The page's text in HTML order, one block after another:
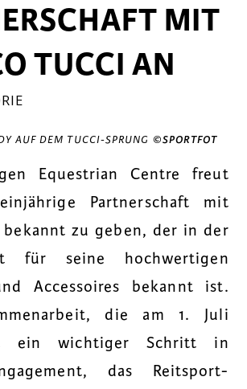
MIT
TUCCI AN
AUF DEM TUCCI-SPRUNG ©SPORTFOT
Equestrian Centre freut
Partnerschaft mit
bekannt zu geben, der in der
für seine hochwertigen
Accessoires bekannt ist.
die am 1. Juli
ein wichtiger Schritt in
das Reitsport-